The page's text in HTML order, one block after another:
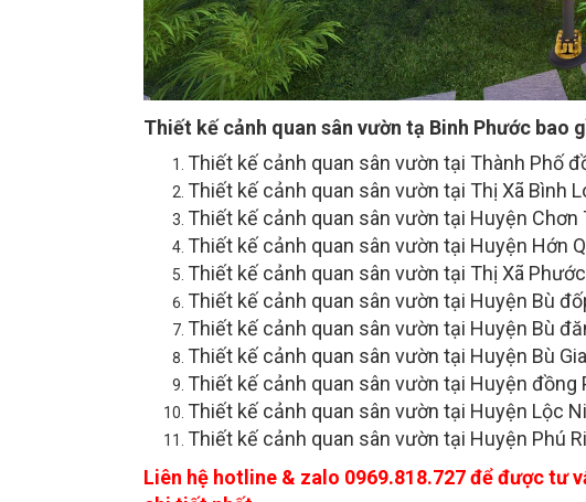
Thiết kế cảnh quan sân vườn tạ Binh Phước bao
Thiết kế cảnh quan sân vườn tại Thành Phố
Thiết kế cảnh quan sân vườn tại Thị Xã Bình
Thiết kế cảnh quan sân vườn tại Huyện Chơn
Thiết kế cảnh quan sân vườn tại Huyện Hớn
Thiết kế cảnh quan sân vườn tại Thị Xã
Thiết kế cảnh quan sân vườn tại Huyện Bù
Thiết kế cảnh quan sân vườn tại Huyện Bù
Thiết kế cảnh quan sân vườn tại Huyện Bù
Thiết kế cảnh quan sân vườn tại Huyện đồng
Thiết kế cảnh quan sân vườn tại Huyện Lộc
Thiết kế cảnh quan sân vườn tại Huyện Phú
Liên hệ hotline & zalo 0969.818.727 để được tư